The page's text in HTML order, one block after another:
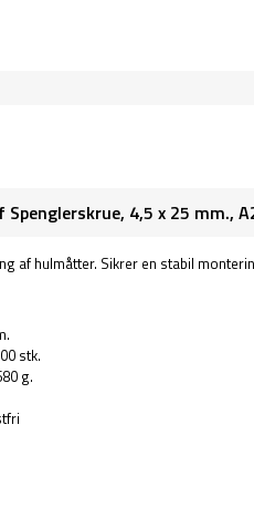
Spenglerskrue, 4,5 x 25 mm.,
af hulmåtter. Sikrer en stabil
stk.
g.